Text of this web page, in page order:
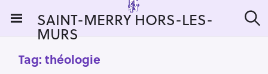
i
SAINT-MERRY HORS-LES-
MURS e
Tag: théologie